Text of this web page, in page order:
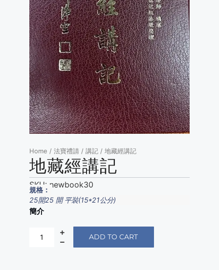
Home / 法寶禮請 / 講記 / 地藏經講記
地藏經講記
SKU: newbook30
規格：
25開25 開 平裝(15*21公分)
簡介
ADD TO CART